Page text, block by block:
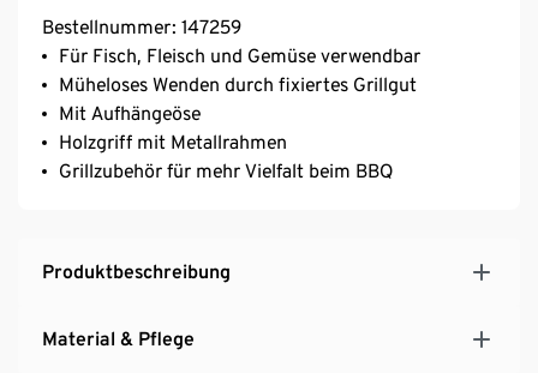
Bestellnummer: 147259
Für Fisch, Fleisch und Gemüse verwendbar
Müheloses Wenden durch fixiertes Grillgut
Mit Aufhängeöse
Holzgriff mit Metallrahmen
Grillzubehör für mehr Vielfalt beim BBQ
Produktbeschreibung
Material & Pflege